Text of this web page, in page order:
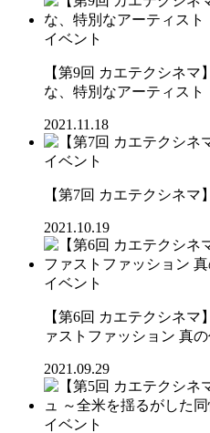
イベント
【第9回 カエテクシネ
な、特別なアーティスト
2021.11.18
イベント
【第7回 カエテクシネマ
2021.10.19
イベント
【第6回 カエテクシネ
ァストファッション 真の
2021.09.29
イベント